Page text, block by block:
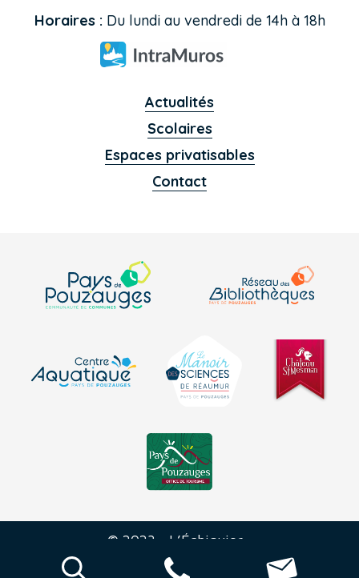
Horaires : Du lundi au vendredi de 14h à 18h
Actualités
Scolaires
Espaces privatisables
Contact
© 2023 - L’Échiquier -
Déclaration sur
l’accessibilité